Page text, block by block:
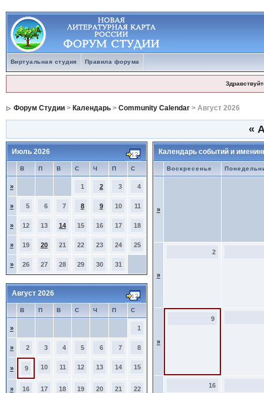
Виртуальная студия Правила форума
Форум Студии> Календарь> Community Calendar> Август 2026
«
Июль 2026
В П В С Ч П С
» 1 2 3 4
» 5 6 7 8 9 10 11
» 12 13 14 15 16 17 18
» 19 20 21 22 23 24 25
» 26 27 28 29 30 31
Август 2026
В П В С Ч П С
» 1
» 2 3 4 5 6 7 8
» 9 10 11 12 13 14 15
» 16 17 18 19 20 21 22
Календарь событий и
Воскресенье
»
»
2
»
9
16